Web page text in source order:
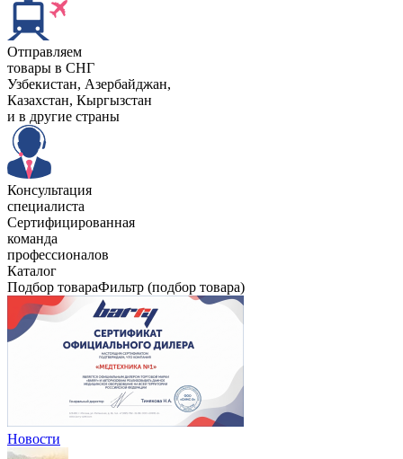
Отправляем
товары в СНГ
Узбекистан, Aзербайджан,
Казахстан, Кыргызстан
и в другие страны
Консультация
специалиста
Сертифицированная
команда
профессионалов
Каталог
Подбор товараФильтр (подбор товара)
Новости